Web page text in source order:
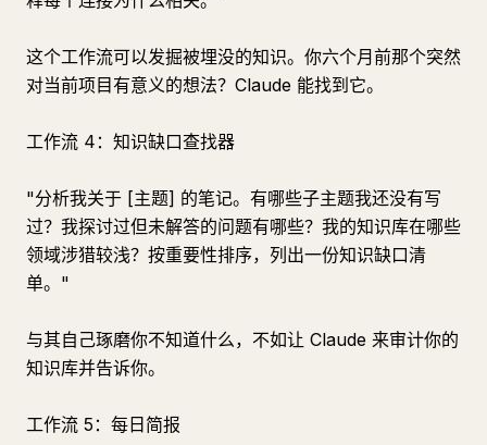
这个工作流可以发掘被埋没的知识。你六个月前那个突然
对当前项目有意义的想法？Claude 能找到它。
工作流 4：知识缺口查找器
"分析我关于 [主题] 的笔记。有哪些子主题我还没有写
过？我探讨过但未解答的问题有哪些？我的知识库在哪些
领域涉猎较浅？按重要性排序，列出一份知识缺口清
单。"
与其自己琢磨你不知道什么，不如让 Claude 来审计你的
知识库并告诉你。
工作流 5：每日简报